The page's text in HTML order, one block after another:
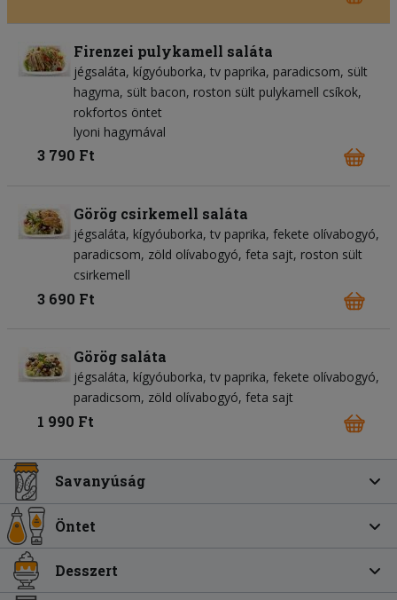
Firenzei pulykamell saláta
jégsaláta kígyóuborka tv paprika paradicsom sült
hagyma sült bacon roston sült pulykamell csíkok
rokfortos öntet
lyoni hagymával
3 790 Ft
Görög csirkemell saláta
jégsaláta kígyóuborka tv paprika fekete olívabogyó
paradicsom zöld olívabogyó feta sajt roston sült
csirkemell
3 690 Ft
Görög saláta
jégsaláta kígyóuborka tv paprika fekete olívabogyó
paradicsom zöld olívabogyó feta sajt
1 990 Ft
Savanyúság
Öntet
Desszert